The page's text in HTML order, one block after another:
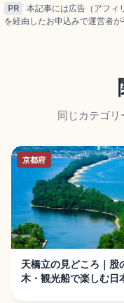
PR
本記事には広告（アフィ
を経由したお申込みで運営者が
同じカテゴリ
京都府
天橋立の見どころ｜股
木・観光船で楽しむ日